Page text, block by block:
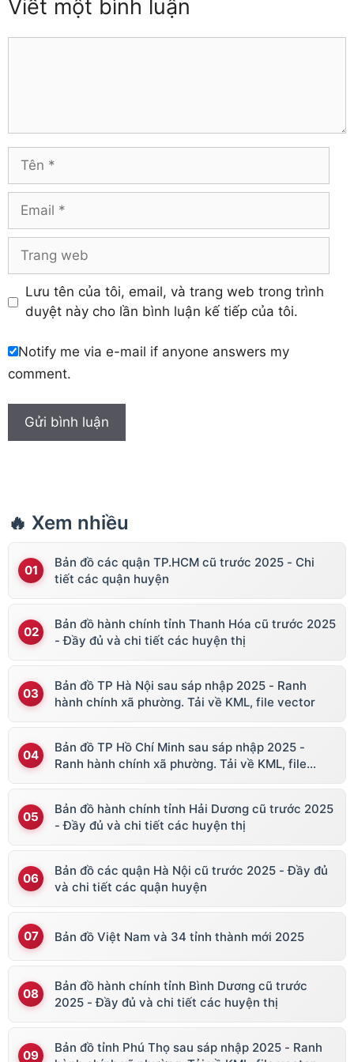
Đồng Tháp
Hòa Bình
Hậu Giang
Hưng Yên
Khánh Hòa
Vĩnh Phúc
Viết một bình luận
Tên
Email
Trang
Lưu tên của tôi, email, và trang web trong trình
duyệt này cho lần bình luận kế tiếp của tôi.
Notify me via e-mail if anyone answers my
comment.
🔥 Xem nhiều
Bản đồ các quận TP.HCM cũ trước 2025 - Chi
tiết các quận huyện
Bản đồ hành chính tỉnh Thanh Hóa cũ trước 2025
- Đầy đủ và chi tiết các huyện thị
Bản đồ TP Hà Nội sau sáp nhập 2025 - Ranh
hành chính xã phường. Tải về KML, file vector
Bản đồ TP Hồ Chí Minh sau sáp nhập 2025 -
Ranh hành chính xã phường. Tải về KML, file
Bản đồ hành chính tỉnh Hải Dương cũ trước 2025
- Đầy đủ và chi tiết các huyện thị
Bản đồ các quận Hà Nội cũ trước 2025 - Đầy đủ
và chi tiết các quận huyện
Bản đồ Việt Nam và 34 tỉnh thành mới 2025
Bản đồ hành chính tỉnh Bình Dương cũ trước
2025 - Đầy đủ và chi tiết các huyện thị
Bản đồ tỉnh Phú Thọ sau sáp nhập 2025 - Ranh